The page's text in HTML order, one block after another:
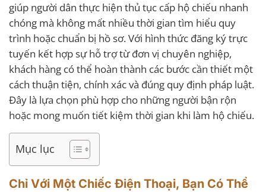
giúp người dân thực hiện thủ tục cấp hộ chiếu nhanh
chóng mà không mất nhiều thời gian tìm hiểu quy
trình hoặc chuẩn bị hồ sơ. Với hình thức đăng ký trực
tuyến kết hợp sự hỗ trợ từ đơn vị chuyên nghiệp,
khách hàng có thể hoàn thành các bước cần thiết một
cách thuận tiện, chính xác và đúng quy định pháp luật.
Đây là lựa chọn phù hợp cho những người bận rộn
hoặc mong muốn tiết kiệm thời gian khi làm hộ chiếu.
Mục lục
Chỉ Với Một Chiếc Điện Thoại, Bạn Có Thể